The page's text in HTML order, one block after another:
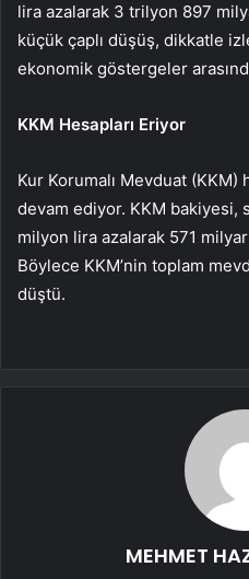
lira azalarak 3 trilyon 897
küçük çaplı düşüş, dikkatle
ekonomik göstergeler
KKM Hesapları Eriyor
Kur Korumalı Mevduat
devam ediyor. KKM bakiyesi,
milyon lira azalarak 571
Böylece KKM’nin toplam
düştü.
MEHMET